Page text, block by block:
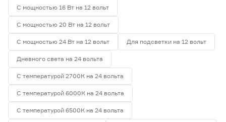
С мощностью 16 Вт на 12 вольт
С мощностью 20 Вт на 12 вольт
С мощностью 24 Вт на 12 вольт Для подсветки на 12 вольт
Дневного света на 24 вольта
С температурой 2700К на 24 вольта
С температурой 6000К на 24 вольта
С температурой 6500К на 24 вольта